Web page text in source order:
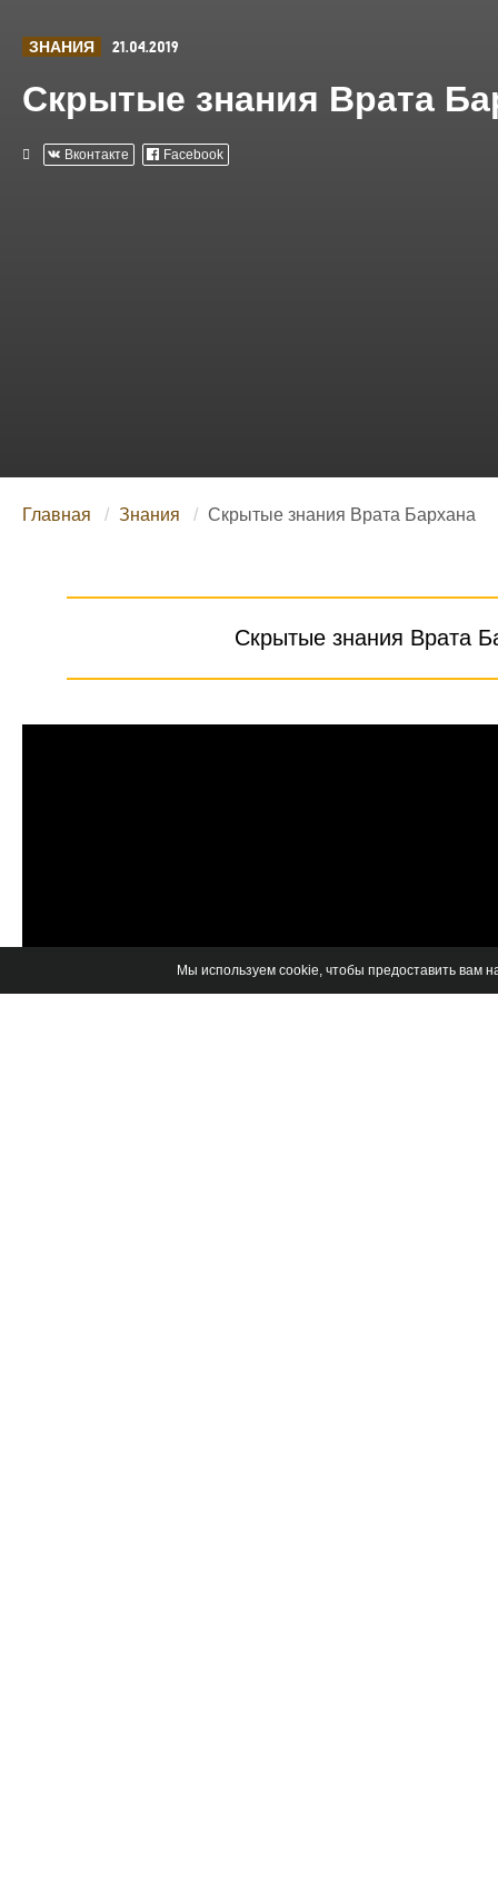
ЗНАНИЯ 21.04.2019
Скрытые знания Врата
Вконтакте Facebook
Главная Знания Скрытые знания Врата Бархана
Скрытые знания Врата
Мы используем cookie, чтобы предоставить вам